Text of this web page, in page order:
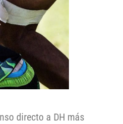
directo a DH más